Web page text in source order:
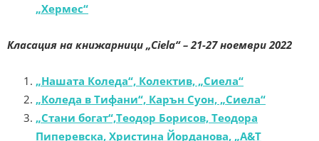
„Хермес“
Класация на книжарници „Ciela“ – 21-27 ноември 2022
„Нашата Коледа“, Колектив, „Сиела“
„Коледа в Тифани“, Карън Суон, „Сиела“
„Стани богат“,Теодор Борисов, Теодора
Пиперевска, Христина Йорданова, „A&T